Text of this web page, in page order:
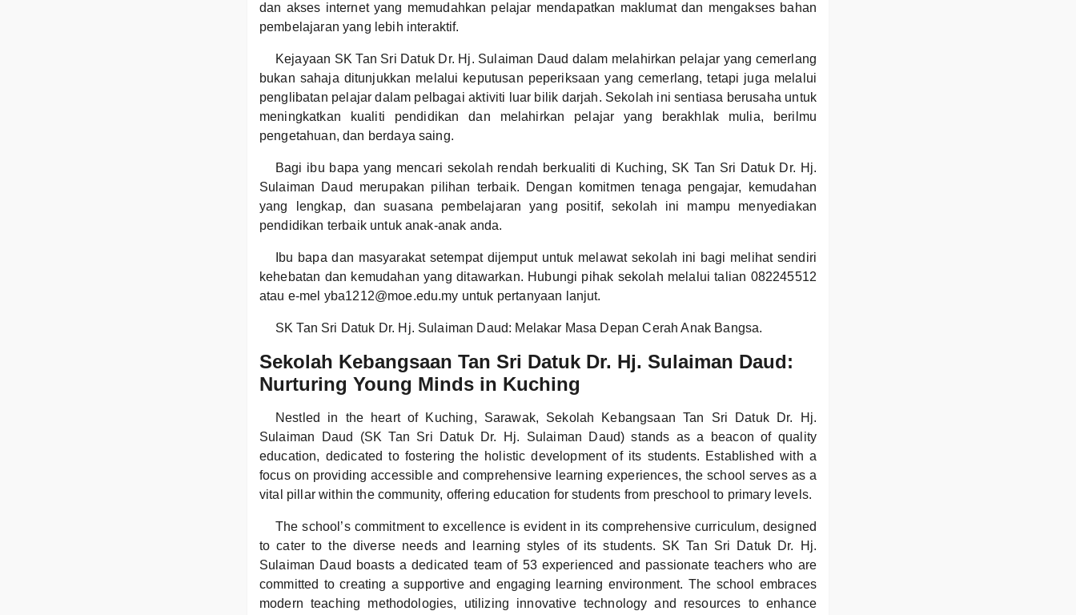
dan akses internet yang memudahkan pelajar mendapatkan maklumat dan mengakses bahan
pembelajaran yang lebih interaktif.
Kejayaan SK Tan Sri Datuk Dr. Hj. Sulaiman Daud dalam melahirkan pelajar yang cemerlang
bukan sahaja ditunjukkan melalui keputusan peperiksaan yang cemerlang, tetapi juga melalui
penglibatan pelajar dalam pelbagai aktiviti luar bilik darjah. Sekolah ini sentiasa berusaha untuk
meningkatkan kualiti pendidikan dan melahirkan pelajar yang berakhlak mulia, berilmu
pengetahuan, dan berdaya saing.
Bagi ibu bapa yang mencari sekolah rendah berkualiti di Kuching, SK Tan Sri Datuk Dr. Hj.
Sulaiman Daud merupakan pilihan terbaik. Dengan komitmen tenaga pengajar, kemudahan
yang lengkap, dan suasana pembelajaran yang positif, sekolah ini mampu menyediakan
pendidikan terbaik untuk anak-anak anda.
Ibu bapa dan masyarakat setempat dijemput untuk melawat sekolah ini bagi melihat sendiri
kehebatan dan kemudahan yang ditawarkan. Hubungi pihak sekolah melalui talian 082245512
atau e-mel yba1212@moe.edu.my untuk pertanyaan lanjut.
SK Tan Sri Datuk Dr. Hj. Sulaiman Daud: Melakar Masa Depan Cerah Anak Bangsa.
Sekolah Kebangsaan Tan Sri Datuk Dr. Hj. Sulaiman Daud:
Nurturing Young Minds in Kuching
Nestled in the heart of Kuching, Sarawak, Sekolah Kebangsaan Tan Sri Datuk Dr. Hj.
Sulaiman Daud (SK Tan Sri Datuk Dr. Hj. Sulaiman Daud) stands as a beacon of quality
education, dedicated to fostering the holistic development of its students. Established with a
focus on providing accessible and comprehensive learning experiences, the school serves as a
vital pillar within the community, offering education for students from preschool to primary levels.
The school’s commitment to excellence is evident in its comprehensive curriculum, designed
to cater to the diverse needs and learning styles of its students. SK Tan Sri Datuk Dr. Hj.
Sulaiman Daud boasts a dedicated team of 53 experienced and passionate teachers who are
committed to creating a supportive and engaging learning environment. The school embraces
modern teaching methodologies, utilizing innovative technology and resources to enhance